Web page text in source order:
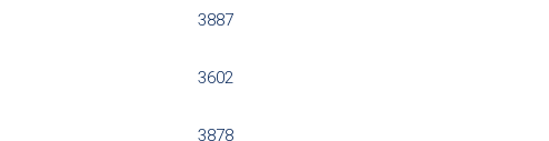
3887
3602
3878